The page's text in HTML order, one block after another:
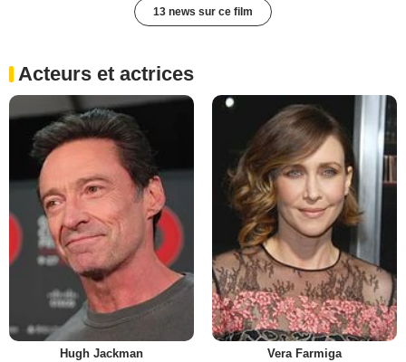
13 news sur ce film
Acteurs et actrices
Hugh Jackman Vera Farmiga